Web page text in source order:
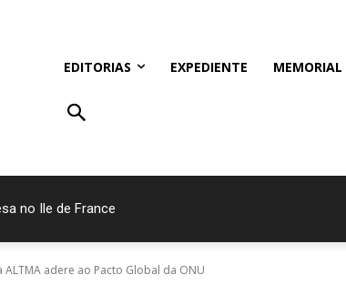
EDITORIAS EXPEDIENTE MEMORIAL
no Ile de France
adere ao Pacto Global da ONU